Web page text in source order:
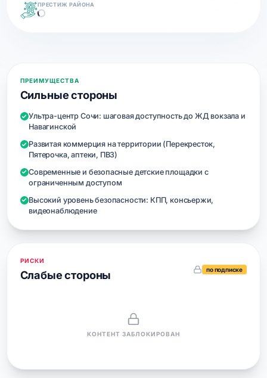
ПРЕСТИЖ РАЙОНА
ПРЕИМУЩЕСТВА
Сильные стороны
Ультра-центр Сочи: шаговая доступность до ЖД вокзала и
Навагинской
Развитая коммерция на территории (Перекресток,
Пятерочка, аптеки, ПВЗ)
Современные и безопасные детские площадки с
ограниченным доступом
Высокий уровень безопасности: КПП, консьержи,
видеонаблюдение
РИСКИ
Слабые стороны по подписке
КОНТЕНТ ЗАБЛОКИРОВАН